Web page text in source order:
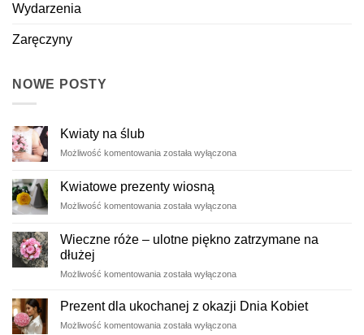
Wydarzenia
Zaręczyny
NOWE POSTY
Kwiaty na ślub
Możliwość komentowania Kwiaty
została wyłączona
Kwiatowe prezenty wiosną
Możliwość komentowania Kwiatowe
została wyłączona
Wieczne róże – ulotne piękno zatrzymane na
dłużej
Możliwość komentowania Wieczne
ulotne
piękno
została wyłączona
Prezent dla ukochanej z okazji Dnia Kobiet
Możliwość komentowania Prezent
została wyłączona